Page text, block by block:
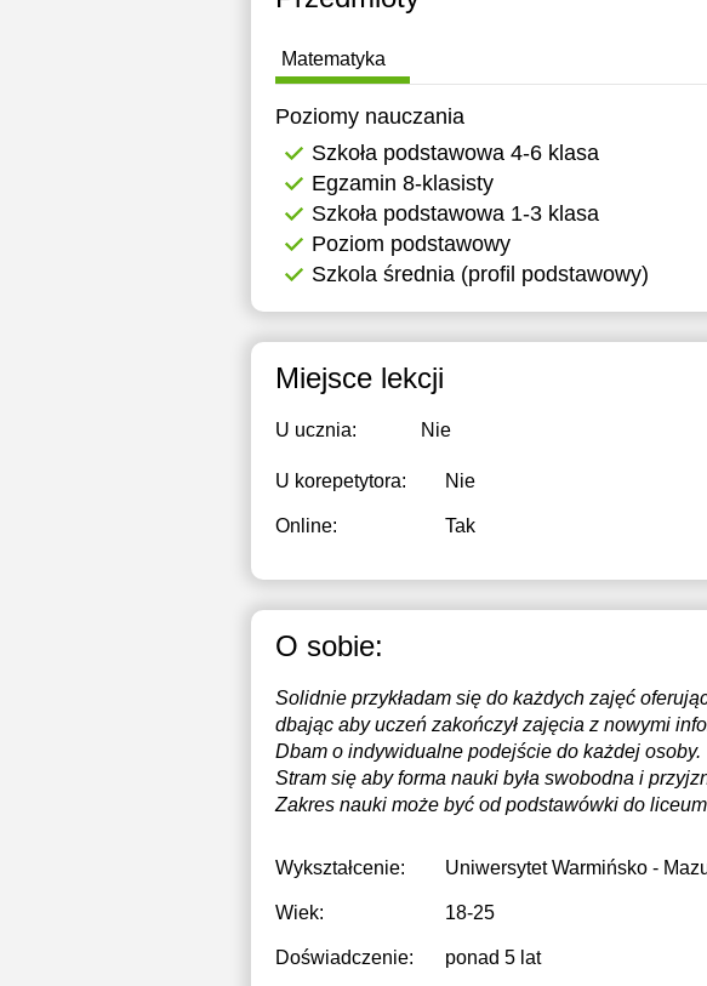
Matematyka
Poziomy nauczania
Szkoła podstawowa 4-6 klasa
Egzamin 8-klasisty
Szkoła podstawowa 1-3 klasa
Poziom podstawowy
Szkola średnia (profil podstawowy)
Miejsce lekcji
U ucznia: Nie
U korepetytora: Nie
Online: Tak
O sobie:
Solidnie przykładam się do każdych zajęć
dbając aby uczeń zakończył zajęcia z nowymi
Dbam o indywidualne podejście do każdej osoby.
Stram się aby forma nauki była swobodna i
Zakres nauki może być od podstawówki do
Wykształcenie: Uniwersytet Warmińsko -
Wiek: 18-25
Doświadczenie: ponad 5 lat